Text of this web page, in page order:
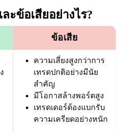
ะข้อเสียอย่างไร?
ข้อเสีย
ความเสี่ยงสูงกว่าการ
เทรดปกติอย่างมีนัย
สำคัญ
มีโอกาสล้างพอร์ตสูง
เทรดเดอร์ต้องแบกรับ
ความเครียดอย่างหนัก